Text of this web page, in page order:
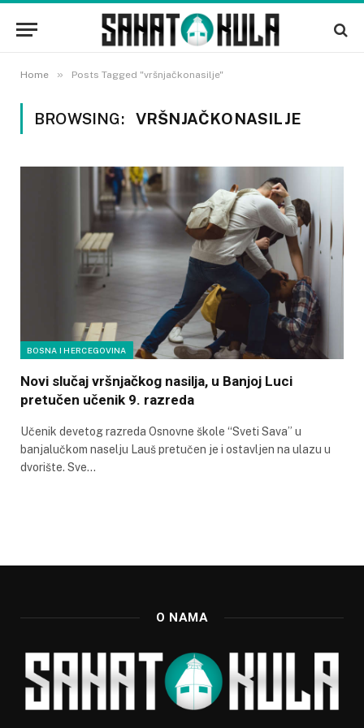
Home » Posts Tagged "vršnjačkonasilje"
BROWSING: VRŠNJAČKONASILJE
BOSNA I HERCEGOVINA
Novi slučaj vršnjačkog nasilja, u Banjoj Luci
pretučen učenik 9. razreda
Učenik devetog razreda Osnovne škole “Sveti Sava” u
banjalučkom naselju Lauš pretučen je i ostavljen na ulazu u
dvorište. Sve…
O NAMA